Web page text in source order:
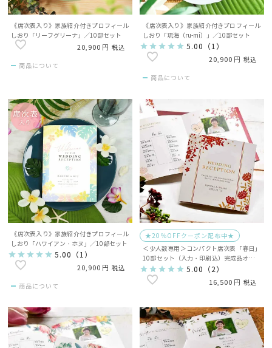
《席次表入り》家族紹介付きプロフィール
しおり「リーフグリーナ」／10部セット
20,900 税込
商品について
《席次表入り》家族紹介付きプロフィール
しおり「琉海（ru-mi）」／10部セット
5.00 （ 1 ）
20,900 税込
商品について
《席次表入り》家族紹介付きプロフィール
しおり「ハワイアン・ホヌ」／10部セット
5.00 （ 1 ）
20,900 税込
商品について
★20％OFFクーポン配布中★
＜少人数専用＞コンパクト席次表「春日」
10部セット（入力・印刷込）完成品オーダ
ー
5.00 （2）
16,500 税込